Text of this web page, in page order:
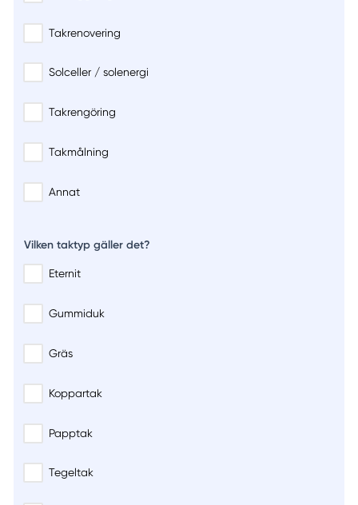
Takrenovering
Solceller / solenergi
Takrengöring
Takmålning
Annat
Vilken taktyp gäller det?
Eternit
Gummiduk
Gräs
Koppartak
Papptak
Tegeltak